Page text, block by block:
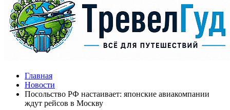
Главная
Новости
Посольство РФ настаивает: японские авиакомпании
ждут рейсов в Москву